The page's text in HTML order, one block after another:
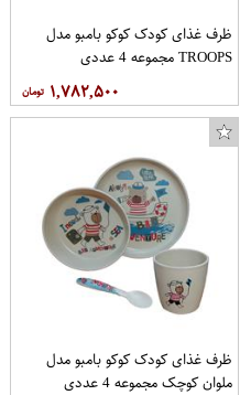
ظرف غذای کودک کوکو بامبو مدل
TROOPS مجموعه 4 عددی
۱,۷۸۲,۵۰۰
ظرف غذای کودک کوکو بامبو مدل
ملوان کوچک مجموعه 4 عددی